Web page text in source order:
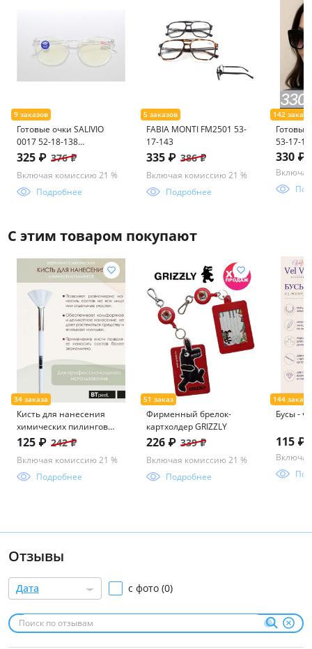
Готовые очки SALIVIO
0017 52-18-138
(БЛЮБЛОКЕР)
325 ₽ 376 ₽
Включая комиссию 21 %
Подробнее
FABIA MONTI FM2501 53-
17-143
335 ₽ 386 ₽
Включая комиссию 21 %
Подробнее
53-17-
330 ₽
С этим товаром покупают
Кисть для нанесения
химических пилингов
веерная косметическая
125 ₽ 242 ₽
Включая комиссию 21 %
Подробнее
Фирменный брелок-
картхолдер GRIZZLY
226 ₽ 339 ₽
Включая комиссию 21 %
Подробнее
Бусы -
115 ₽
Отзывы
Дата с фото (0)